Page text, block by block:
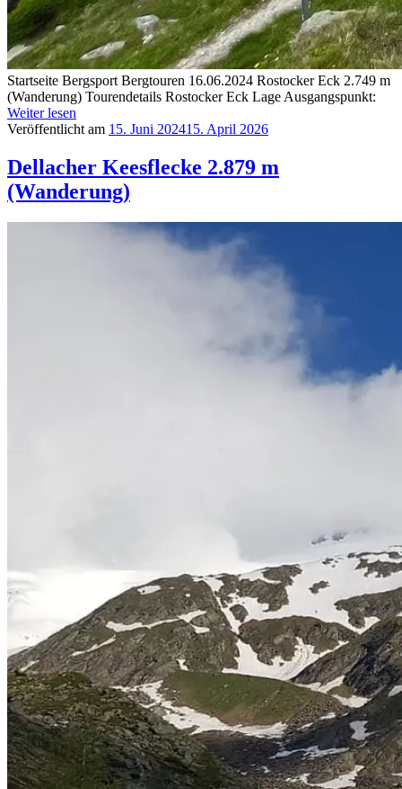
Startseite Bergsport Bergtouren 16.06.2024 Rostocker Eck 2.749 m
(Wanderung) Tourendetails Rostocker Eck Lage Ausgangspunkt:
Weiter lesen
Veröffentlicht am 15. Juni 202415. April 2026
Dellacher Keesflecke 2.879 m
(Wanderung)